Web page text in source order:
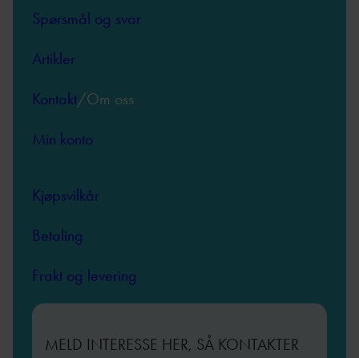
Spørsmål og svar
Artikler
Kontakt/Om oss
Min konto
Kjøpsvilkår
Betaling
Frakt og levering
MELD INTERESSE HER, SÅ KONTAKTER